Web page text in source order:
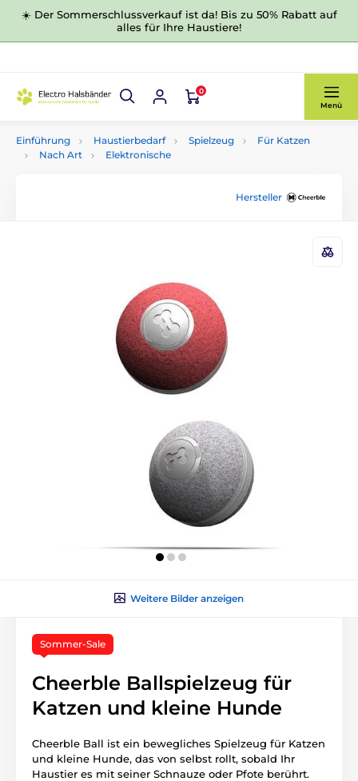
☀️ Der Sommerschlussverkauf ist da! Bis zu 50% Rabatt auf
alles für Ihre Haustiere!
0
Menü
Einführung Haustierbedarf Spielzeug
Für Katzen
Nach Art
Elektronische
Hersteller
Weitere Bilder anzeigen
Sommer-Sale
Cheerble Ballspielzeug für
Katzen und kleine Hunde
Cheerble Ball ist ein bewegliches Spielzeug für Katzen
und kleine Hunde, das von selbst rollt, sobald Ihr
Haustier es mit seiner Schnauze oder Pfote berührt.